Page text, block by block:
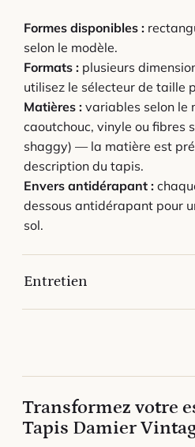
Formes disponibles :
selon le modèle.
Formats : plusieurs
utilisez le sélecteur de taille
Matières : variables selon le
caoutchouc, vinyle ou fibres
shaggy) — la matière est
description du tapis.
Envers antidérapant :
dessous antidérapant pour
sol.
Entretien
chiffon humide et un
Évitez l'humidité stagnante
prolongée au soleil direct.
Transformez votre
Tapis Damier